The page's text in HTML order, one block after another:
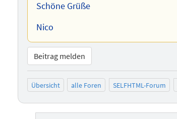
Schöne Grüße
Nico
Beitrag melden
Übersicht alle Foren SELFHTML-Forum